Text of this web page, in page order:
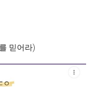
믿어라)